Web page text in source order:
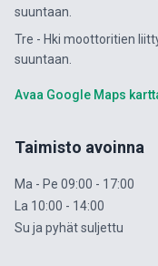
suuntaan.
Tre - Hki moottoritien
suuntaan.
Avaa Google Maps
Taimisto avoinna
Ma - Pe 09:00 - 17:00
La 10:00 - 14:00
Su ja pyhät suljettu